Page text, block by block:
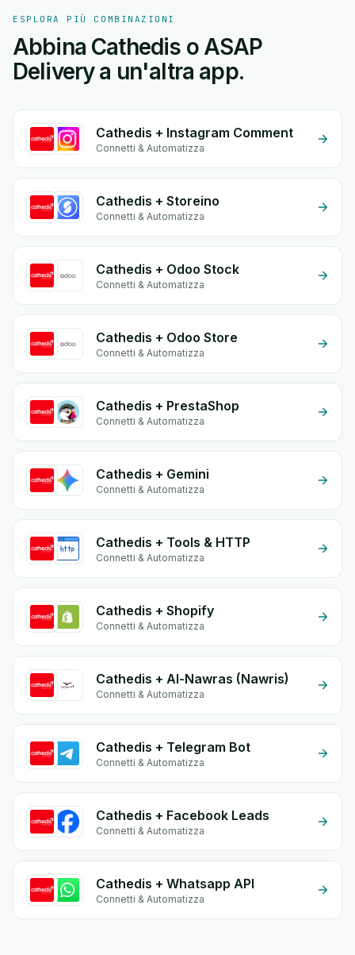
ESPLORA PIÙ COMBINAZIONI
Abbina Cathedis o ASAP
Delivery a un'altra app.
Cathedis + Instagram Comment
Connetti & Automatizza
Cathedis + Storeino
Connetti & Automatizza
Cathedis + Odoo Stock
Connetti & Automatizza
Cathedis + Odoo Store
Connetti & Automatizza
Cathedis + PrestaShop
Connetti & Automatizza
Cathedis + Gemini
Connetti & Automatizza
Cathedis + Tools & HTTP
Connetti & Automatizza
Cathedis + Shopify
Connetti & Automatizza
Cathedis + Al-Nawras (Nawris)
Connetti & Automatizza
Cathedis + Telegram Bot
Connetti & Automatizza
Cathedis + Facebook Leads
Connetti & Automatizza
Cathedis + Whatsapp API
Connetti & Automatizza